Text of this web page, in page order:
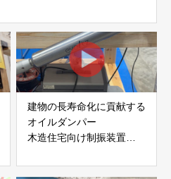
建物の長寿命化に貢献する
オイルダンパー
木造住宅向け制振装置
株式会社evoltz